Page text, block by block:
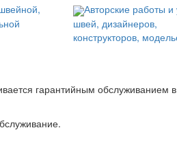
Авторские работы и
швей, дизайнеров,
конструкторов,
гарантийным обслуживанием